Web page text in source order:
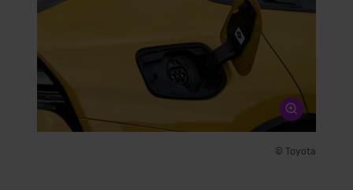
© Toyota